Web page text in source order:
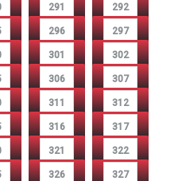
291 292
296 297
301 302
306 307
311 312
316 317
321 322
326 327